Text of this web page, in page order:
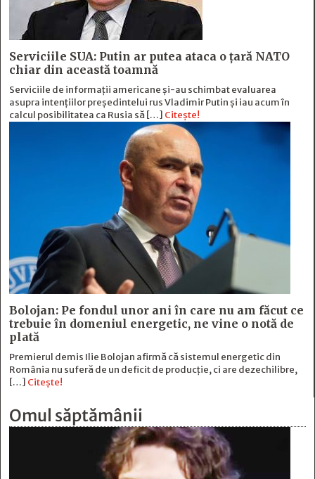
Serviciile SUA: Putin ar putea ataca o țară NATO
chiar din această toamnă
Serviciile de informații americane și-au schimbat evaluarea
asupra intențiilor președintelui rus Vladimir Putin și iau acum în
calcul posibilitatea ca Rusia să […] Citește!
Bolojan: Pe fondul unor ani în care nu am făcut ce
trebuie în domeniul energetic, ne vine o notă de
plată
Premierul demis Ilie Bolojan afirmă că sistemul energetic din
România nu suferă de un deficit de producţie, ci are dezechilibre,
[…] Citește!
Omul săptămânii